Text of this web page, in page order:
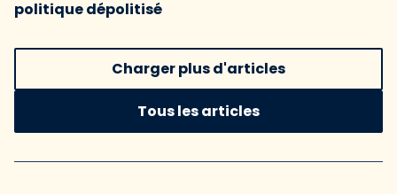
politique dépolitisé
Charger plus d'articles
Tous les articles